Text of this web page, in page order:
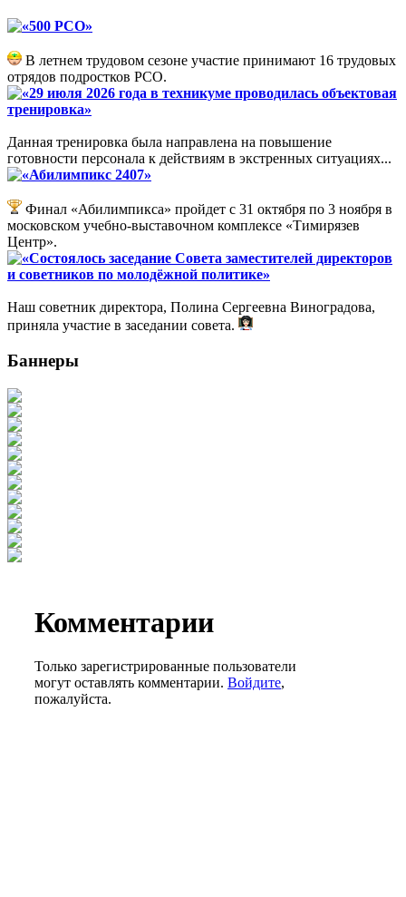
«500 РСО»
В летнем трудовом сезоне участие принимают 16 трудовых
отрядов подростков РСО.
«29 июля 2026 года в техникуме проводилась объектовая
тренировка»
Данная тренировка была направлена на повышение
готовности персонала к действиям в экстренных ситуациях...
«Абилимпикс 2407»
Финал «Абилимпикса» пройдет с 31 октября по 3 ноября в
московском учебно-выставочном комплексе «Тимирязев
Центр».
«Состоялось заседание Совета заместителей директоров
и советников по молодёжной политике»
Наш советник директора, Полина Сергеевна Виноградова,
приняла участие в заседании совета.
Баннеры
Комментарии
Только зарегистрированные пользователи
могут оставлять комментарии. Войдите,
пожалуйста.